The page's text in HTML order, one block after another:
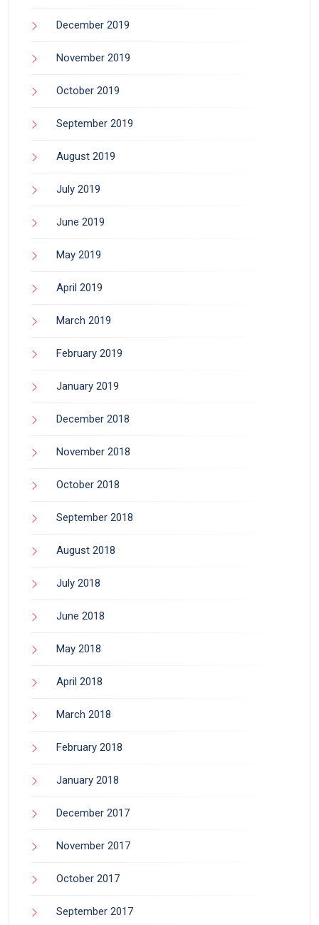
December 2019
November 2019
October 2019
September 2019
August 2019
July 2019
June 2019
May 2019
April 2019
March 2019
February 2019
January 2019
December 2018
November 2018
October 2018
September 2018
August 2018
July 2018
June 2018
May 2018
April 2018
March 2018
February 2018
January 2018
December 2017
November 2017
October 2017
September 2017